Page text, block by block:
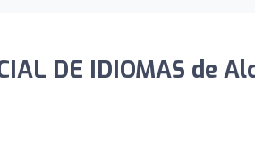
DE IDIOMAS de